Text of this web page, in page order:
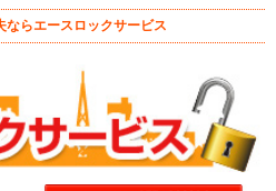
ならエースロックサービス
ル交換
不具合、スペアキー作成、八王子
| 0